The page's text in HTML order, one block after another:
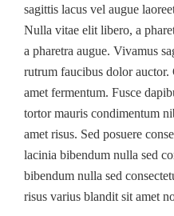
sagittis lacus vel augue
Nulla vitae elit libero, a
a pharetra augue. Vivamus
rutrum faucibus dolor auctor.
amet fermentum. Fusce
tortor mauris condimentum
amet risus. Sed posuere
lacinia bibendum nulla sed
bibendum nulla sed
risus varius blandit sit amet